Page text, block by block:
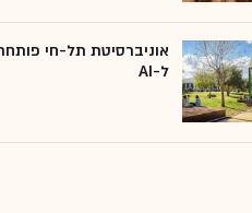
אוניברסיטת תל-חי
ל-AI